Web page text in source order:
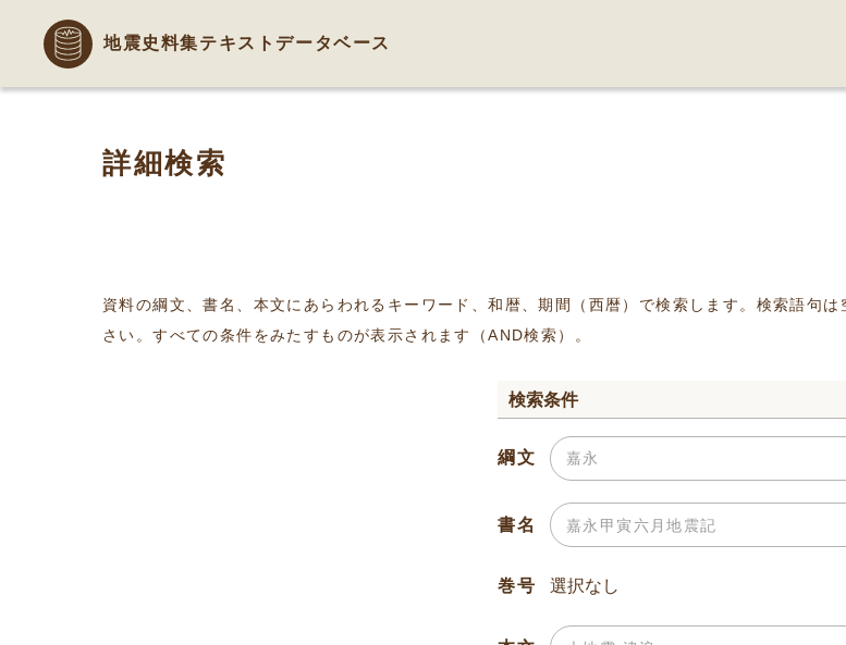
地震史料集テキストデータベース
詳細検索
資料の綱文、書名、本文にあらわれるキーワード、和暦、期間（西暦）で検索します。検索語句
さい。すべての条件をみたすものが表示されます（AND検索）。
検索条件
綱文
書名
巻号